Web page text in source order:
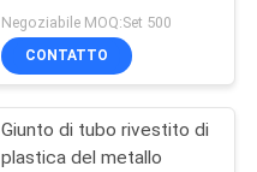
Negoziabile MOQ:Set 500
CONTATTO
Giunto di tubo rivestito di
plastica del metallo